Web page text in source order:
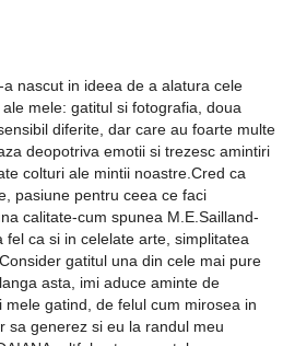
nascut in ideea de a alatura cele
mele: gatitul si fotografia, doua
diferite, dar care au foarte multe
deopotriva emotii si trezesc amintiri
colturi ale mintii noastre.Cred ca
pasiune pentru ceea ce faci
calitate-cum spunea M.E.Sailland-
ca si in celelate arte, simplitatea
gatitul una din cele mai pure
asta, imi aduce aminte de
gatind, de felul cum mirosea in
sa generez si eu la randul meu